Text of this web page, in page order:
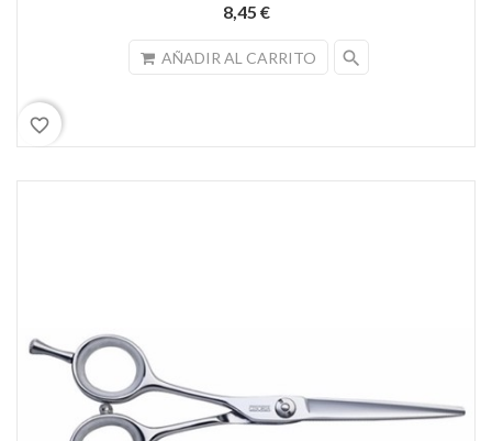
8,45 €
AÑADIR AL CARRITO search
favorite_border